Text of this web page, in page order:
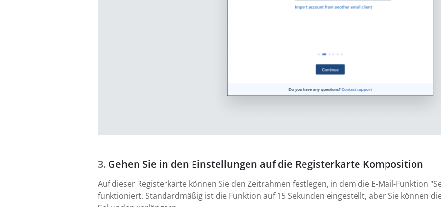
Gehen Sie in den Einstellungen auf die Registerkarte Komposition
Auf dieser Registerkarte können Sie den Zeitrahmen festlegen, in dem die E-Mail-Funktion
funktioniert. Standardmäßig ist die Funktion auf 15 Sekunden eingestellt, aber Sie können